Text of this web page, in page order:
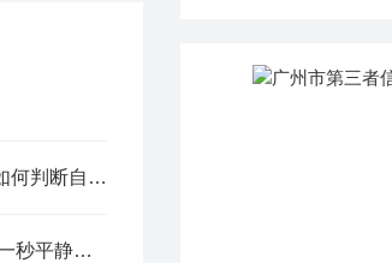
广州市私家侦探：如何判断自己是否存在心理创伤？
广州私人调查 ：上一秒平静，下一秒崩溃大哭，情绪为何突然失控？